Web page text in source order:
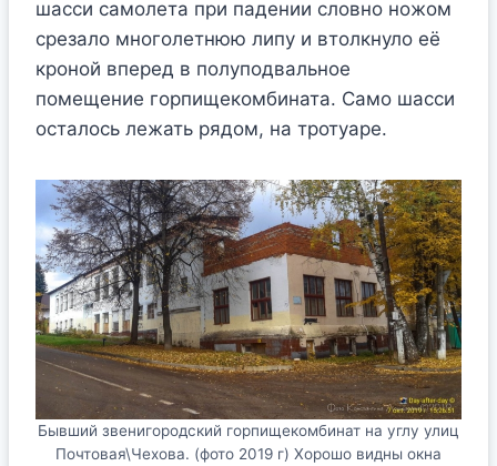
шасси самолета при падении словно ножом
срезало многолетнюю липу и втолкнуло её
кроной вперед в полуподвальное
помещение горпищекомбината. Само шасси
осталось лежать рядом, на тротуаре.
Бывший звенигородский горпищекомбинат на углу улиц
Почтовая\Чехова. (фото 2019 г) Хорошо видны окна